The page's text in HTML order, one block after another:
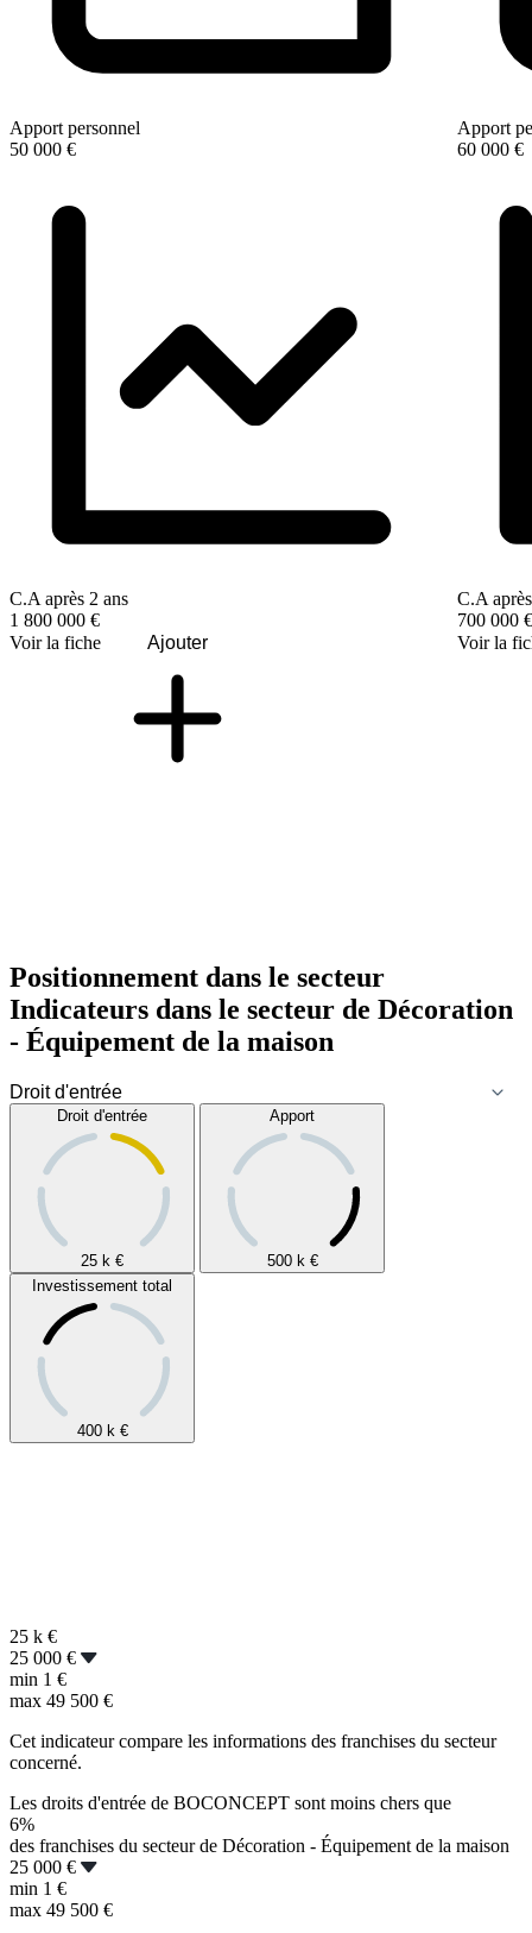
Apport personnel
50 000 €
C.A après 2 ans
1 800 000 €
Voir la fiche
Ajouter
Apport
60 000 €
C.A
700 000 €
Voir la
Positionnement dans le secteur
Indicateurs dans le secteur de Décoration
- Équipement de la maison
Droit d'entrée
25 k €
Apport
500 k €
Investissement total
400 k €
25 k €
25 000 €
min 1 €
max 49 500 €
Cet indicateur compare les informations des franchises du secteur
concerné.
Les droits d'entrée de BOCONCEPT sont moins chers que
6%
des franchises du secteur de Décoration - Équipement de la maison
25 000 €
min 1 €
max 49 500 €